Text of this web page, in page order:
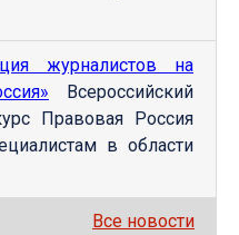
журналистов на
Всероссийский
Правовая Россия
в области
Все новости